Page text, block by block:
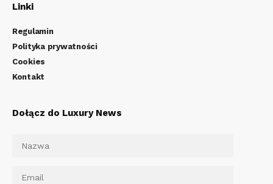
Linki
Regulamin
Polityka prywatności
Cookies
Kontakt
Dołącz do Luxury News